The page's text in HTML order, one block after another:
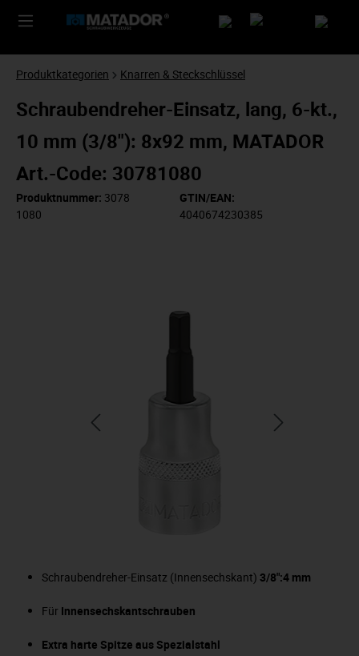
Produktkategorien Knarren & Steckschlüssel
Schraubendreher-Einsatz, lang, 6-kt.,
10 mm (3/8"): 8x92 mm, MATADOR
Art.-Code: 30781080
Produktnummer: 3078
1080
GTIN/EAN:
4040674230385
Schraubendreher-Einsatz (Innensechskant) 3/8":4 mm
Für Innensechskantschrauben
Extra harte Spitze aus Spezialstahl